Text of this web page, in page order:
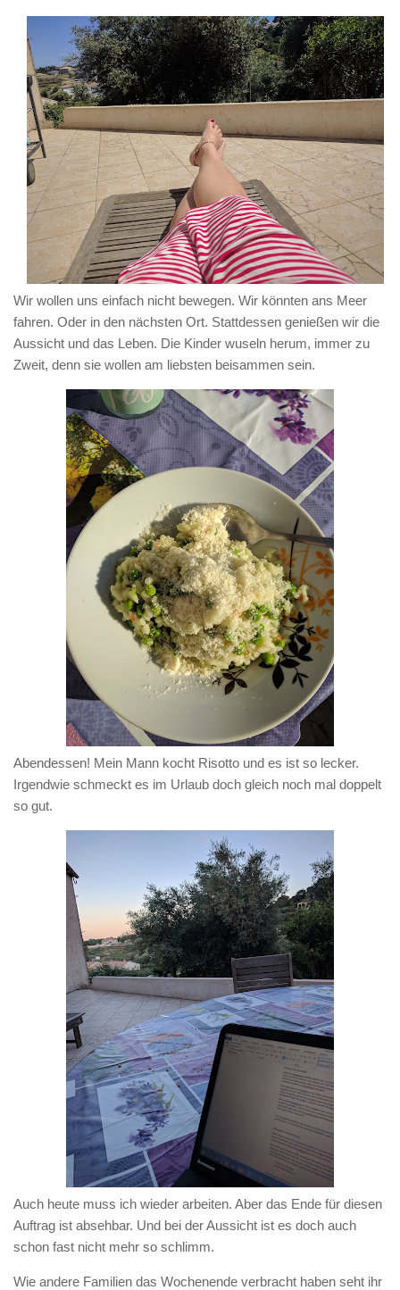
Wir wollen uns einfach nicht bewegen. Wir könnten ans Meer
fahren. Oder in den nächsten Ort. Stattdessen genießen wir die
Aussicht und das Leben. Die Kinder wuseln herum, immer zu
Zweit, denn sie wollen am liebsten beisammen sein.
Abendessen! Mein Mann kocht Risotto und es ist so lecker.
Irgendwie schmeckt es im Urlaub doch gleich noch mal doppelt
so gut.
Auch heute muss ich wieder arbeiten. Aber das Ende für diesen
Auftrag ist absehbar. Und bei der Aussicht ist es doch auch
schon fast nicht mehr so schlimm.
Wie andere Familien das Wochenende verbracht haben seht ihr